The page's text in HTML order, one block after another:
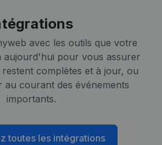
avec les outils que votre
aujourd'hui pour vous assurer
complètes et à jour, ou
au courant des événements
importants.
toutes les intégrations